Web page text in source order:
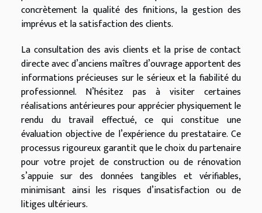
concrètement la qualité des finitions, la gestion des
imprévus et la satisfaction des clients.
La consultation des avis clients et la prise de contact
directe avec d’anciens maîtres d’ouvrage apportent des
informations précieuses sur le sérieux et la fiabilité du
professionnel. N’hésitez pas à visiter certaines
réalisations antérieures pour apprécier physiquement le
rendu du travail effectué, ce qui constitue une
évaluation objective de l’expérience du prestataire. Ce
processus rigoureux garantit que le choix du partenaire
pour votre projet de construction ou de rénovation
s’appuie sur des données tangibles et vérifiables,
minimisant ainsi les risques d’insatisfaction ou de
litiges ultérieurs.